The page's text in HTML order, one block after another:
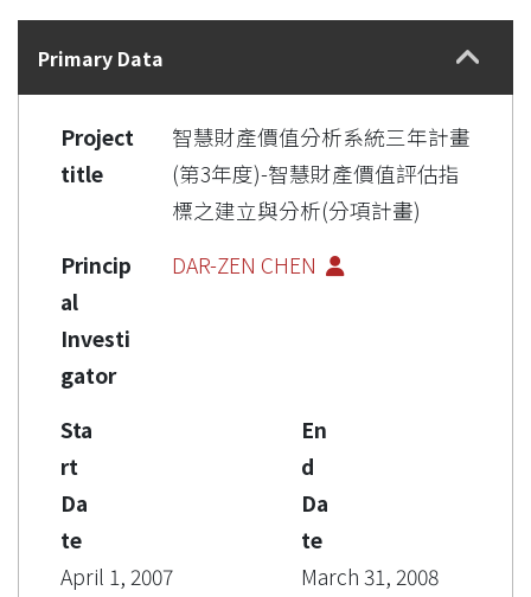
Details
Primary Data
Project
title
智慧財產價值分析系統三年計畫
(第3年度)-智慧財產價值評估指
標之建立與分析(分項計畫)
Princip
al
Investi
gator
DAR-ZEN CHEN
Sta
rt
Da
te
April 1, 2007
En
d
Da
te
March 31, 2008